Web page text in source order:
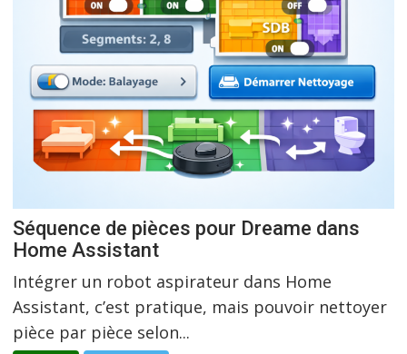
Séquence de pièces pour Dreame dans
Home Assistant
Intégrer un robot aspirateur dans Home
Assistant, c’est pratique, mais pouvoir nettoyer
pièce par pièce selon...